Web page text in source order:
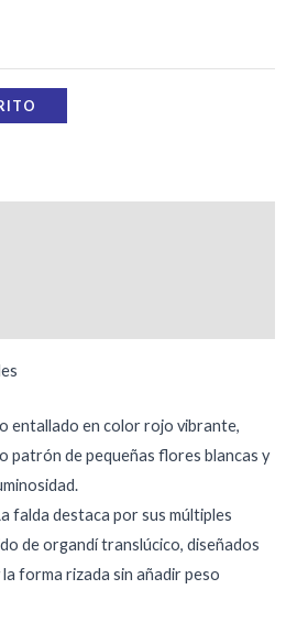
entallado en color rojo vibrante,
patrón de pequeñas flores blancas y
falda destaca por sus múltiples
de organdí translúcico, diseñados
forma rizada sin añadir peso